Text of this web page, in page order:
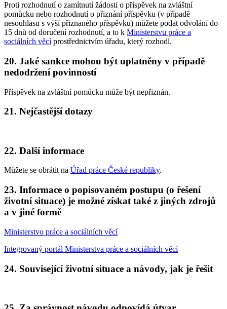
Proti rozhodnutí o zamítnutí žádosti o příspěvek na zvláštní
pomůcku nebo rozhodnutí o přiznání příspěvku (v případě
nesouhlasu s výší přiznaného příspěvku) můžete podat odvolání do
15 dnů od doručení rozhodnutí, a to k Ministerstvu práce a
sociálních věcíprostřednictvím úřadu, který rozhodl.
20. Jaké sankce mohou být uplatněny v případě
nedodržení povinností
Příspěvek na zvláštní pomůcku může být nepřiznán.
21. Nejčastější dotazy
22. Další informace
Můžete se obrátit na Úřad práce České republiky.
23. Informace o popisovaném postupu (o řešení
životní situace) je možné získat také z jiných zdrojů
a v jiné formě
Ministerstvo práce a sociálních věcí
Integrovaný portál Ministerstva práce a sociálních věcí
24. Související životní situace a návody, jak je řešit